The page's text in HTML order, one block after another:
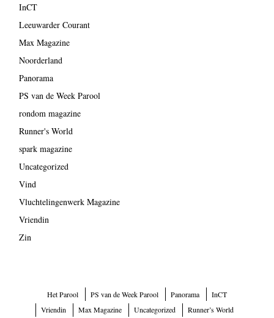
InCT
Leeuwarder Courant
Max Magazine
Noorderland
Panorama
PS van de Week Parool
rondom magazine
Runner's World
spark magazine
Uncategorized
Vind
Vluchtelingenwerk Magazine
Vriendin
Zin
Het Parool PS van de Week Parool Panorama
InCT
Vriendin
Max Magazine Uncategorized Runner’s World